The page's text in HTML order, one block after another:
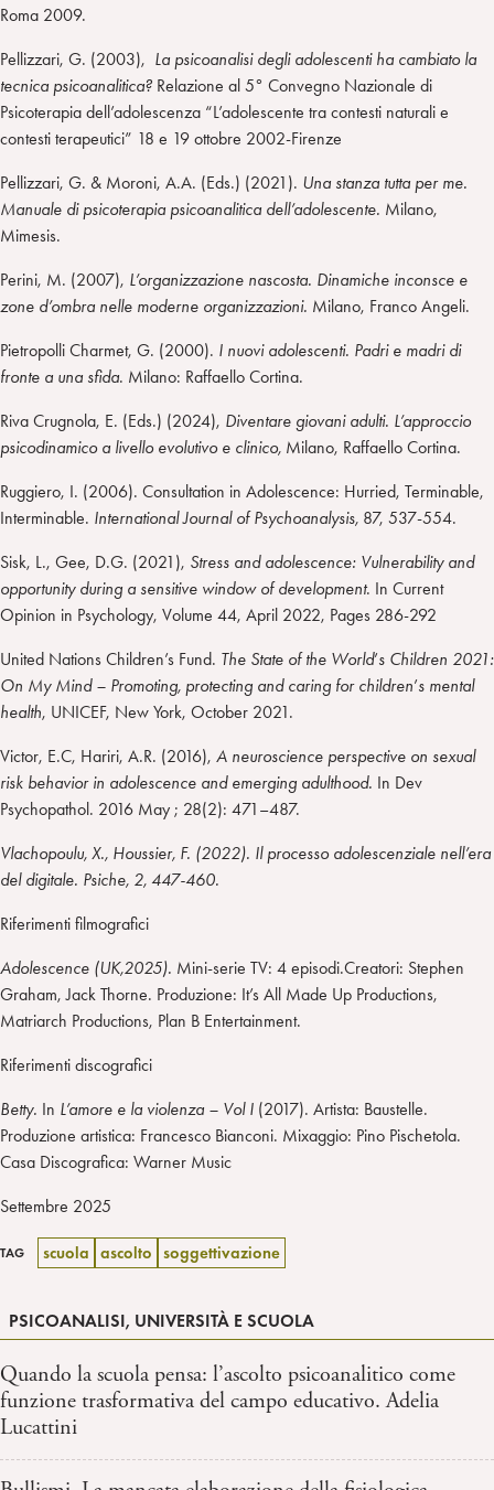
Roma 2009.
Pellizzari, G. (2003), La psicoanalisi degli adolescenti ha cambiato la
tecnica psicoanalitica? Relazione al 5° Convegno Nazionale di
Psicoterapia dell’adolescenza “L’adolescente tra contesti naturali e
contesti terapeutici” 18 e 19 ottobre 2002-Firenze
Pellizzari, G. & Moroni, A.A. (Eds.) (2021). Una stanza tutta per me.
Manuale di psicoterapia psicoanalitica dell’adolescente. Milano,
Mimesis.
Perini, M. (2007), L’organizzazione nascosta. Dinamiche inconsce e
zone d’ombra nelle moderne organizzazioni. Milano, Franco Angeli.
Pietropolli Charmet, G. (2000). I nuovi adolescenti. Padri e madri di
fronte a una sfida. Milano: Raffaello Cortina.
Riva Crugnola, E. (Eds.) (2024), Diventare giovani adulti. L’approccio
psicodinamico a livello evolutivo e clinico, Milano, Raffaello Cortina.
Ruggiero, I. (2006). Consultation in Adolescence: Hurried, Terminable,
Interminable. International Journal of Psychoanalysis, 87, 537-554.
Sisk, L., Gee, D.G. (2021), Stress and adolescence: Vulnerability and
opportunity during a sensitive window of development. In Current
Opinion in Psychology, Volume 44, April 2022, Pages 286-292
United Nations Children’s Fund. The State of the World’s Children 2021:
On My Mind – Promoting, protecting and caring for children’s mental
health, UNICEF, New York, October 2021.
Victor, E.C, Hariri, A.R. (2016), A neuroscience perspective on sexual
risk behavior in adolescence and emerging adulthood. In Dev
Psychopathol. 2016 May ; 28(2): 471–487.
Vlachopoulu, X., Houssier, F. (2022). Il processo adolescenziale nell’era
del digitale. Psiche, 2, 447-460.
Riferimenti filmografici
Adolescence (UK,2025). Mini-serie TV: 4 episodi.Creatori: Stephen
Graham, Jack Thorne. Produzione: It’s All Made Up Productions,
Matriarch Productions, Plan B Entertainment.
Riferimenti discografici
Betty. In L’amore e la violenza – Vol I (2017). Artista: Baustelle.
Produzione artistica: Francesco Bianconi. Mixaggio: Pino Pischetola.
Casa Discografica: Warner Music
Settembre 2025
TAG scuola ascolto soggettivazione
PSICOANALISI, UNIVERSITÀ E SCUOLA
Quando la scuola pensa: l’ascolto psicoanalitico come
funzione trasformativa del campo educativo. Adelia
Lucattini